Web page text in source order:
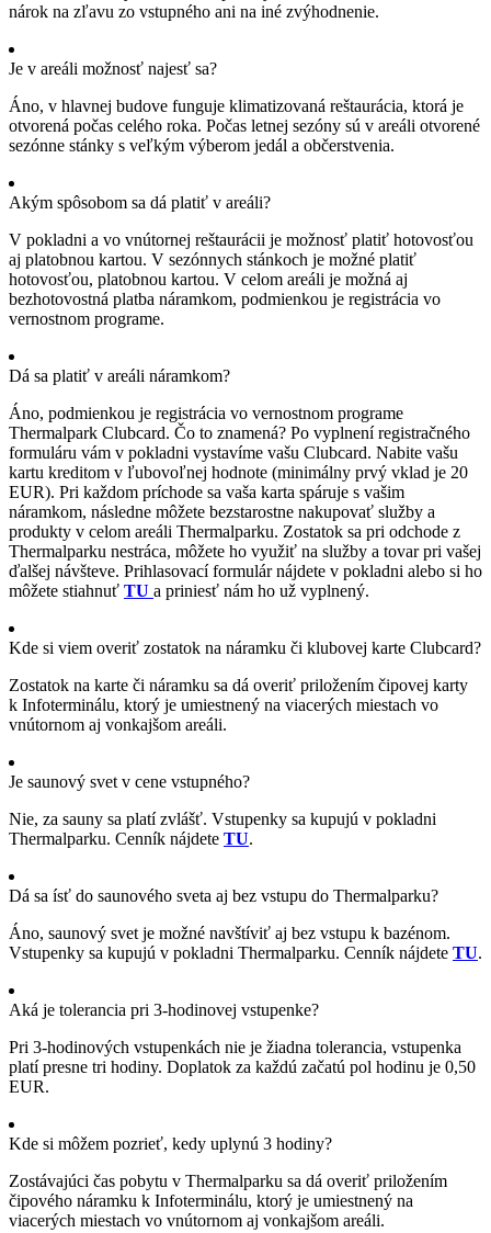
nárok na zľavu zo vstupného ani na iné zvýhodnenie.
Je v areáli možnosť najesť sa?
Áno, v hlavnej budove funguje klimatizovaná reštaurácia, ktorá je
otvorená počas celého roka. Počas letnej sezóny sú v areáli otvorené
sezónne stánky s veľkým výberom jedál a občerstvenia.
Akým spôsobom sa dá platiť v areáli?
V pokladni a vo vnútornej reštaurácii je možnosť platiť hotovosťou
aj platobnou kartou. V sezónnych stánkoch je možné platiť
hotovosťou, platobnou kartou. V celom areáli je možná aj
bezhotovostná platba náramkom, podmienkou je registrácia vo
vernostnom programe.
Dá sa platiť v areáli náramkom?
Áno, podmienkou je registrácia vo vernostnom programe
Thermalpark Clubcard. Čo to znamená? Po vyplnení registračného
formuláru vám v pokladni vystavíme vašu Clubcard. Nabite vašu
kartu kreditom v ľubovoľnej hodnote (minimálny prvý vklad je 20
EUR). Pri každom príchode sa vaša karta spáruje s vašim
náramkom, následne môžete bezstarostne nakupovať služby a
produkty v celom areáli Thermalparku. Zostatok sa pri odchode z
Thermalparku nestráca, môžete ho využiť na služby a tovar pri vašej
ďalšej návšteve. Prihlasovací formulár nájdete v pokladni alebo si ho
môžete stiahnuť TU a priniesť nám ho už vyplnený.
Kde si viem overiť zostatok na náramku či klubovej karte Clubcard?
Zostatok na karte či náramku sa dá overiť priložením čipovej karty
k Infoterminálu, ktorý je umiestnený na viacerých miestach vo
vnútornom aj vonkajšom areáli.
Je saunový svet v cene vstupného?
Nie, za sauny sa platí zvlášť. Vstupenky sa kupujú v pokladni
Thermalparku. Cenník nájdete TU.
Dá sa ísť do saunového sveta aj bez vstupu do Thermalparku?
Áno, saunový svet je možné navštíviť aj bez vstupu k bazénom.
Vstupenky sa kupujú v pokladni Thermalparku. Cenník nájdete TU.
Aká je tolerancia pri 3-hodinovej vstupenke?
Pri 3-hodinových vstupenkách nie je žiadna tolerancia, vstupenka
platí presne tri hodiny. Doplatok za každú začatú pol hodinu je 0,50
EUR.
Kde si môžem pozrieť, kedy uplynú 3 hodiny?
Zostávajúci čas pobytu v Thermalparku sa dá overiť priložením
čipového náramku k Infoterminálu, ktorý je umiestnený na
viacerých miestach vo vnútornom aj vonkajšom areáli.